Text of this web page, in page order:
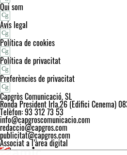
Qui som
Avís legal
Política de cookies
Política de privacitat
Preferències de privacitat
Capgròs Comunicació, SL
Ronda President Irla,26 (Edifici Cenema)
Telèfon: 93 312 73 53
info@capgroscomunicacio.com
redaccio@capgros.com
publicitat@capgros.com
Associat a l’àrea digital